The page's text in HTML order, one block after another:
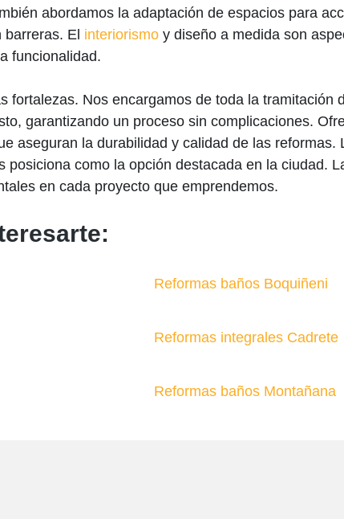
abordamos la adaptación de espacios para
barreras. El interiorismo y diseño a medida son
funcionalidad.
fortalezas. Nos encargamos de toda la tramitación
garantizando un proceso sin complicaciones.
aseguran la durabilidad y calidad de las
como la opción destacada en la ciudad.
en cada proyecto que emprendemos.
Reformas baños Boquiñeni
Reformas integrales Cadrete
Reformas baños Montañana